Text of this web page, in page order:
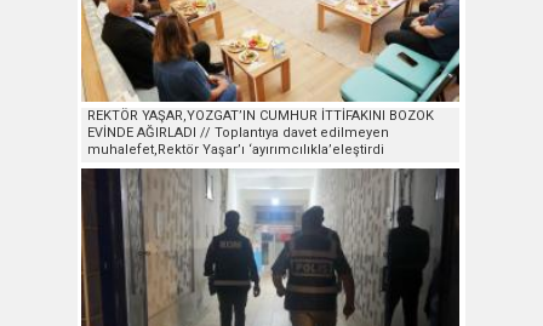
REKTÖR YAŞAR,YOZGAT’IN CUMHUR İTTİFAKINI BOZOK
EVİNDE AĞIRLADI // Toplantıya davet edilmeyen
muhalefet,Rektör Yaşar’ı ‘ayırımcılıkla’eleştirdi